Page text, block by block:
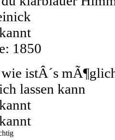
1850
istÂ´s
lassen kann